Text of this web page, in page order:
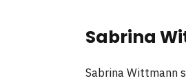
Sabrina
Sabrina Wittmann